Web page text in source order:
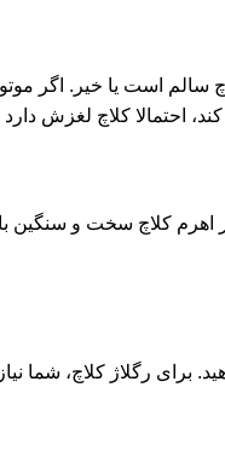
است یا خیر. اگر
احتمالا کلاچ لغزش دارد و
اهرم کلاچ سخت و سنگین
رگلاژ کلاچ، شما نیاز